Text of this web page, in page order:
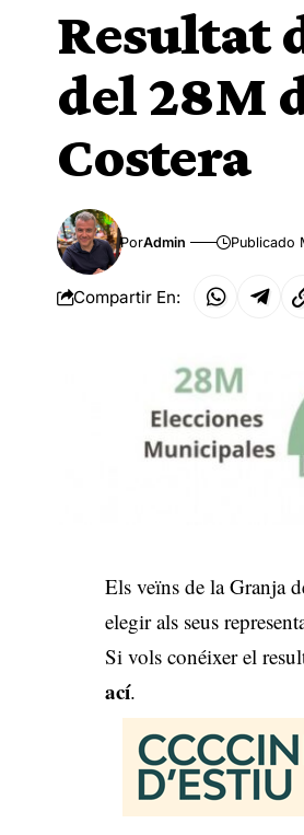
Resultat
del 28M
Costera
PorAdmin Publicado
Compartir En:
Els veïns de la Granja
elegir als seus
Si vols conéixer el
ací.